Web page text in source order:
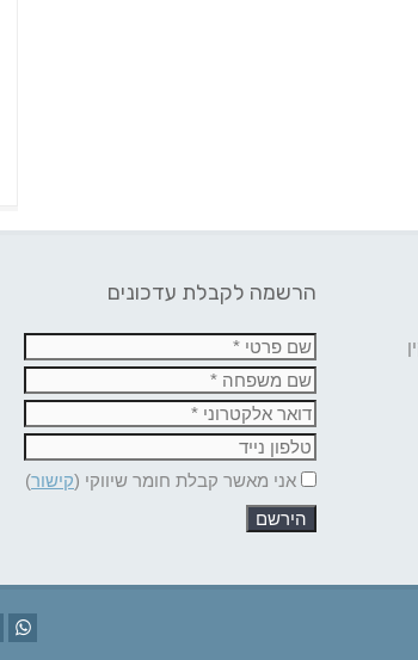
הרשמה לקבלת עדכונים
אני מאשר קבלת חומר שיווקי (קישור)